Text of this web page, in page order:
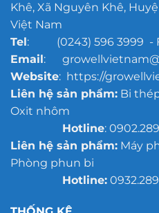
Khê, Xã Nguyên Khê,
Việt Nam
Tel: (0243) 596 3999 -
Email:
Website: https://
Liên hệ sản phẩm:Bi
Oxit nhôm
Hotline:
Liên hệ sản phẩm:Máy
Phòng phun bi
Hotline: